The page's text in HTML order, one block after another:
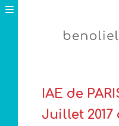
IAE de
Juillet